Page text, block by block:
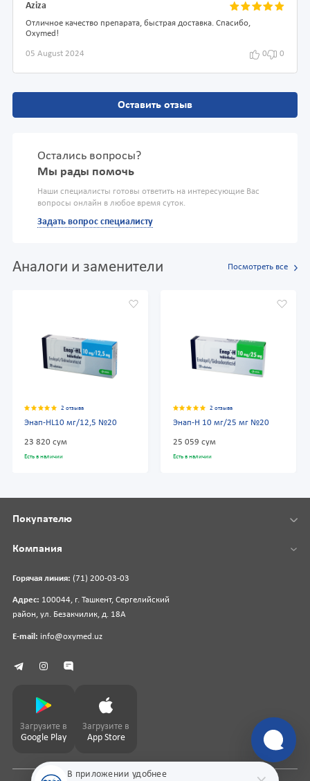
Aziza
Отличное качество препарата, быстрая доставка. Спасибо,
Oxymed!
05 August 2024 0 0
Оставить отзыв
Остались вопросы?
Мы рады помочь
Наши специалисты готовы ответить на интересующие Вас
вопросы онлайн в любое время суток.
Задать вопрос специалисту
Аналоги и заменители Посмотреть все
2 отзыва
Энап-HL10 мг/12,5 №20
23 820 сум
Есть в наличии
2 отзыва
Энап-Н 10 мг/25 мг №20
25 059 сум
Есть в наличии
В приложении удобнее
Горячая линия: (71) 200-03-03
Адрес: 100044, г. Ташкент, Сергелийский
район, ул. Безакчилик, д. 18А
E-mail: info@oxymed.uz
Покупателю
Компания
Загрузите в
Google Play
Загрузите в
App Store